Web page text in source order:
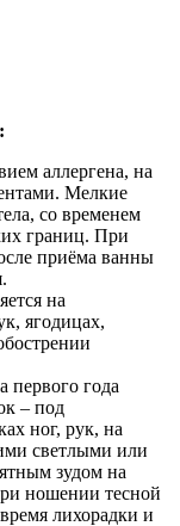
аллергена, на
Мелкие
со временем
границ. При
приёма ванны
на
ягодицах,
первого года
– под
ног, рук, на
светлыми или
зудом на
ношении тесной
лихорадки и